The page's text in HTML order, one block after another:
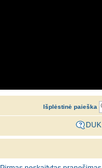
Išplėstinė paieška
DUK